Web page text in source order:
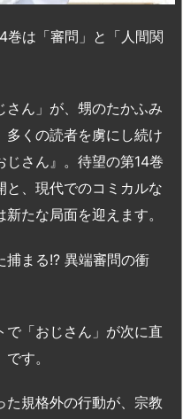
巻は「審問」と「人間関
さん」が、甥のたかふみ
多くの読者を虜にし続け
さん』。待望の第14巻
と、現代でのコミカルな
たな局面を迎えます。
捕まる!? 異端審問の衝
で「おじさん」が次に直
す。
た規格外の行動が、宗教